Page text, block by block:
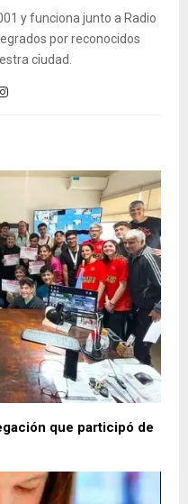
y funciona junto a Radio
por reconocidos
ciudad.
que participó de